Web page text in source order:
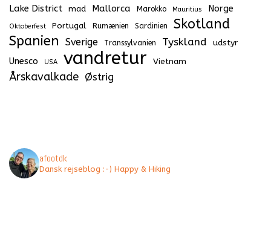
Lake District mad Mallorca Marokko Mauritius Norge
Oktoberfest Portugal Rumænien Sardinien
Skotland
Spanien
Sverige Transsylvanien Tyskland udstyr
Unesco USA vandretur Vietnam
Årskavalkade Østrig
afootdk
Dansk rejseblog :-) Happy & Hiking